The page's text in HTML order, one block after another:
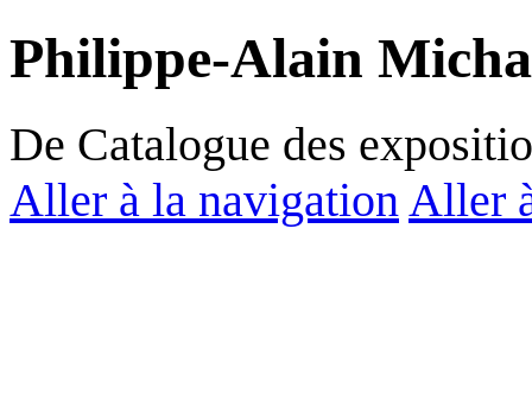
Philippe-Alain
De Catalogue des
Aller à la navigation Aller